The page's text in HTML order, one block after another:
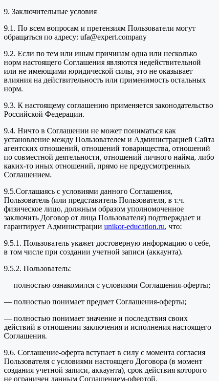
9. Заключительные условия
9.1. По всем вопросам и претензиям Пользователи могут
обращаться по адресу: ufa@expert.company
9.2. Если по тем или иным причинам одна или несколько
норм настоящего Соглашения являются недействительной
или не имеющими юридической силы, это не оказывает
влияния на действительность или применимость остальных
норм.
9.3. К настоящему соглашению применяется законодательство
Российской Федерации.
9.4. Ничто в Соглашении не может пониматься как
установление между Пользователем и Администрацией Сайта
агентских отношений, отношений товарищества, отношений
по совместной деятельности, отношений личного найма, либо
каких-то иных отношений, прямо не предусмотренных
Соглашением.
9.5.Соглашаясь с условиями данного Соглашения,
Пользователь (или представитель Пользователя, в т.ч.
физическое лицо, должным образом уполномоченное
заключить Договор от лица Пользователя) подтверждает и
гарантирует Администрации unikor-education.ru, что:
9.5.1. Пользователь укажет достоверную информацию о себе,
в том числе при создании учетной записи (аккаунта).
9.5.2. Пользователь:
— полностью ознакомился с условиями Соглашения-оферты;
— полностью понимает предмет Соглашения-оферты;
— полностью понимает значение и последствия своих
действий в отношении заключения и исполнения настоящего
Соглашения.
9.6. Соглашение-оферта вступает в силу с момента согласия
Пользователя с условиями настоящего Договора (в момент
создания учетной записи, аккаунта), срок действия которого
не ограничен данным Соглашением-офертой.